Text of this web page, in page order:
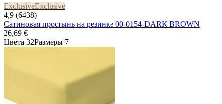
ExclusiveExclusive
4,9 (6438)
Сатиновая простынь на резинке 00-0154-DARK BROWN
26,69 €
Цвета 32Размеры 7